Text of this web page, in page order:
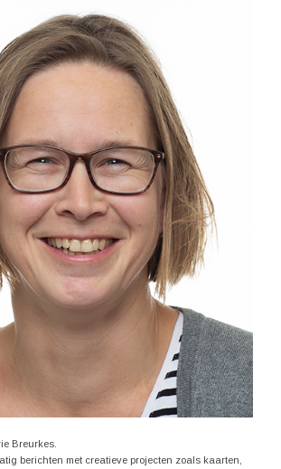
Breurkes.
berichten met creatieve projecten zoals kaarten,